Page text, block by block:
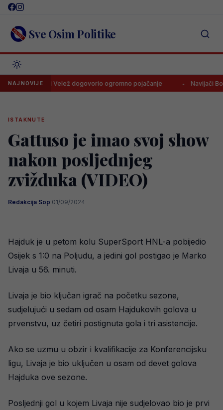
Skip
content Sve Osim Politike
NAJNOVIJE
Velež dogovorio ogromno pojačanje Navijači Borca
ISTAKNUTE
Gattuso je imao svoj show
nakon posljednjeg
zvižduka (VIDEO)
Redakcija Sop·01/09/2024
Hajduk je u petom kolu SuperSport HNL-a pobijedio
Osijek s 1:0 na Poljudu, a jedini gol postigao je Marko
Livaja u 56. minuti.
Livaja je bio ključan igrač na početku sezone,
sudjelujući u sedam od osam Hajdukovih golova u
prvenstvu, uz četiri postignuta gola i tri asistencije.
Ako se uzmu u obzir i kvalifikacije za Konferencijsku
ligu, Livaja je bio uključen u osam od devet golova
Hajduka ove sezone.
Posljednji gol u kojem Livaja nije sudjelovao bio je prvi